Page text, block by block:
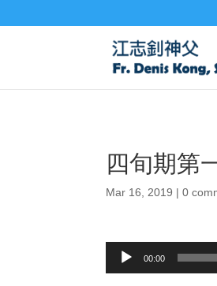
四旬期第
Mar 16, 2019 |0
Audio
00:00